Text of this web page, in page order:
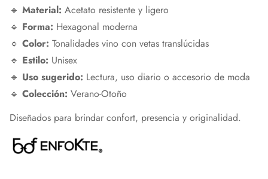
🔹 Material: Acetato resistente y ligero
🔹 Forma: Hexagonal moderna
🔹 Color: Tonalidades vino con vetas translúcidas
🔹 Estilo: Unisex
🔹 Uso sugerido: Lectura, uso diario o accesorio de moda
🔹 Colección: Verano-Otoño
Diseñados para brindar confort, presencia y originalidad.